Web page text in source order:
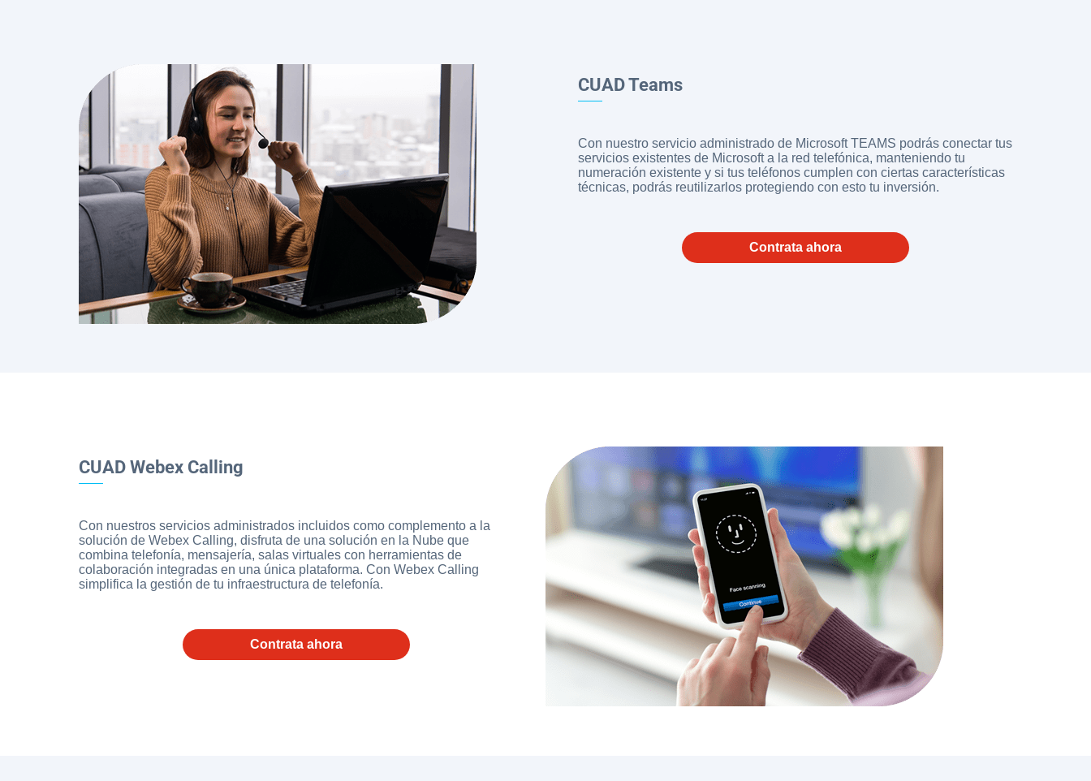
CUAD Teams
Con nuestro servicio administrado de Microsoft TEAMS podrás conectar tus
servicios existentes de Microsoft a la red telefónica, manteniendo tu
numeración existente y si tus teléfonos cumplen con ciertas características
técnicas, podrás reutilizarlos protegiendo con esto tu inversión.
Contrata ahora
CUAD Webex Calling
Con nuestros servicios administrados incluidos como complemento a la
solución de Webex Calling, disfruta de una solución en la Nube que
combina telefonía, mensajería, salas virtuales con herramientas de
colaboración integradas en una única plataforma. Con Webex Calling
simplifica la gestión de tu infraestructura de telefonía.
Contrata ahora